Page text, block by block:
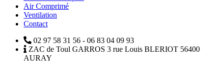
Air Comprimé
Ventilation
Contact
02 97 58 31 56 - 06 83 04 09 93
ZAC de Toul GARROS 3 rue Louis BLERIOT 56400
AURAY